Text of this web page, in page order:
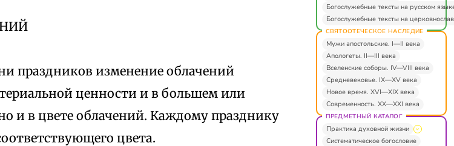
праздников изменение облачений
ценности и в большем или
и в цвете облачений. Каждому празднику
цвета.
Богослужебные тексты на русском
Богослужебные тексты на
СВЯТООТЕЧЕСКОЕ НАСЛЕДИЕ
Мужи апостольские. I—II века
Апологеты. II—III века
Вселенские соборы. IV—VIII века
Средневековье. IX—XV века
Новое время. XVI—XIX века
Современность. XX—XXI века
ПРЕДМЕТНЫЙ КАТАЛОГ
Практика духовной жизни
Систематическое богословие